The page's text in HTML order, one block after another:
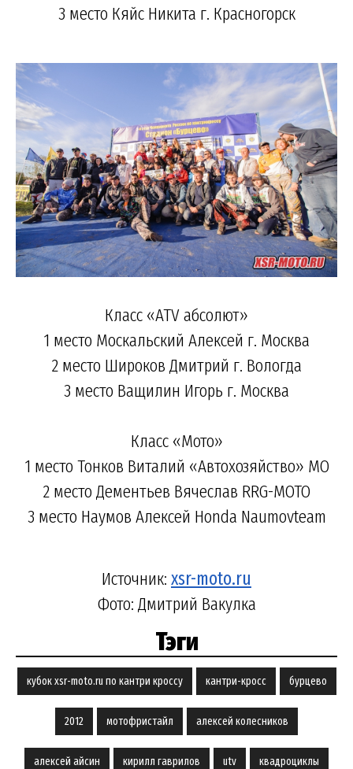
3 место Кяйс Никита г. Красногорск
Класс «ATV абсолют»
1 место Москальский Алексей г. Москва
2 место Широков Дмитрий г. Вологда
3 место Ващилин Игорь г. Москва
Класс «Мото»
1 место Тонков Виталий «Автохозяйство» МО
2 место Дементьев Вячеслав RRG-MOTO
3 место Наумов Алексей Honda Naumovteam
Источник: xsr-moto.ru
Фото: Дмитрий Вакулка
Тэги
кубок xsr-moto.ru по кантри кроссу кантри-кросс бурцево
2012 мотофристайл алексей колесников
алексей айсин кирилл гаврилов utv квадроциклы